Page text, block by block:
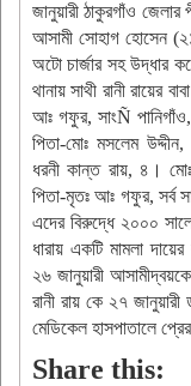
জানুয়ারী ঠাকুরগাঁও জেলার
আসামী সোহাগ হোসেন
অটো চার্জার সহ উদ্ধার
থানায় সাথী রানী রায়ের
আঃ গফুর, সাংÑ
পিতা-মোঃ মসলেম
ধরনী কান্ত রায়, ৪।
পিতা-মৃতঃ আঃ গফুর, সর্ব
এদের বিরুদ্ধে ২০০০
ধারায় একটি মামলা
২৬ জানুয়ারী
রানী রায় কে ২৭
মেডিকেল হাসপাতালে
Share this: